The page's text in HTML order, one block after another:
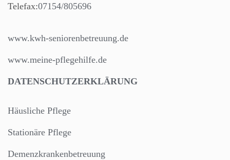
Telefax:07154/805696
www.kwh-seniorenbetreuung.de
www.meine-pflegehilfe.de
DATENSCHUTZERKLÄRUNG
Häusliche Pflege
Stationäre Pflege
Demenzkrankenbetreuung